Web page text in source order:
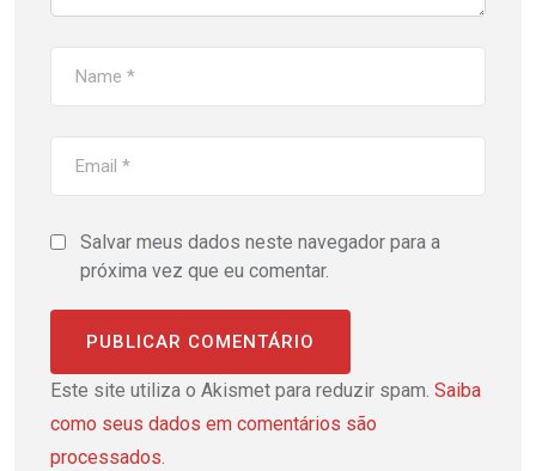
Salvar meus dados neste navegador para a
próxima vez que eu comentar.
Este site utiliza o Akismet para reduzir spam. Saiba
como seus dados em comentários são
processados.